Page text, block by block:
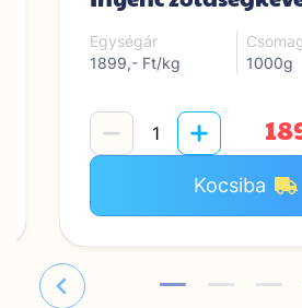
Egységár
1899,- Ft/kg
1000g
Kocsiba